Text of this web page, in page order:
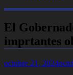
El
imprtantes
octubre 21, 2024